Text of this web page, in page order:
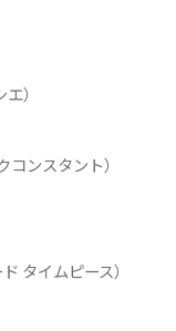
）
ンスタント）
タイムピース）